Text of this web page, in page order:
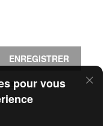
pour vous
ENREGISTRER
.